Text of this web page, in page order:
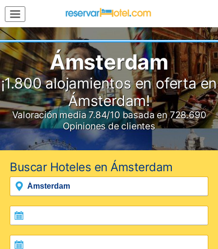
MENÚ
Inicio
Mi
Reserva
Grupos
Inspírate
Ámsterdam
¡1.800 alojamientos en oferta en
Ámsterdam!
Valoración media7.84/10 basada en728.690
Opiniones de clientes
Buscar Hoteles en Ámsterdam